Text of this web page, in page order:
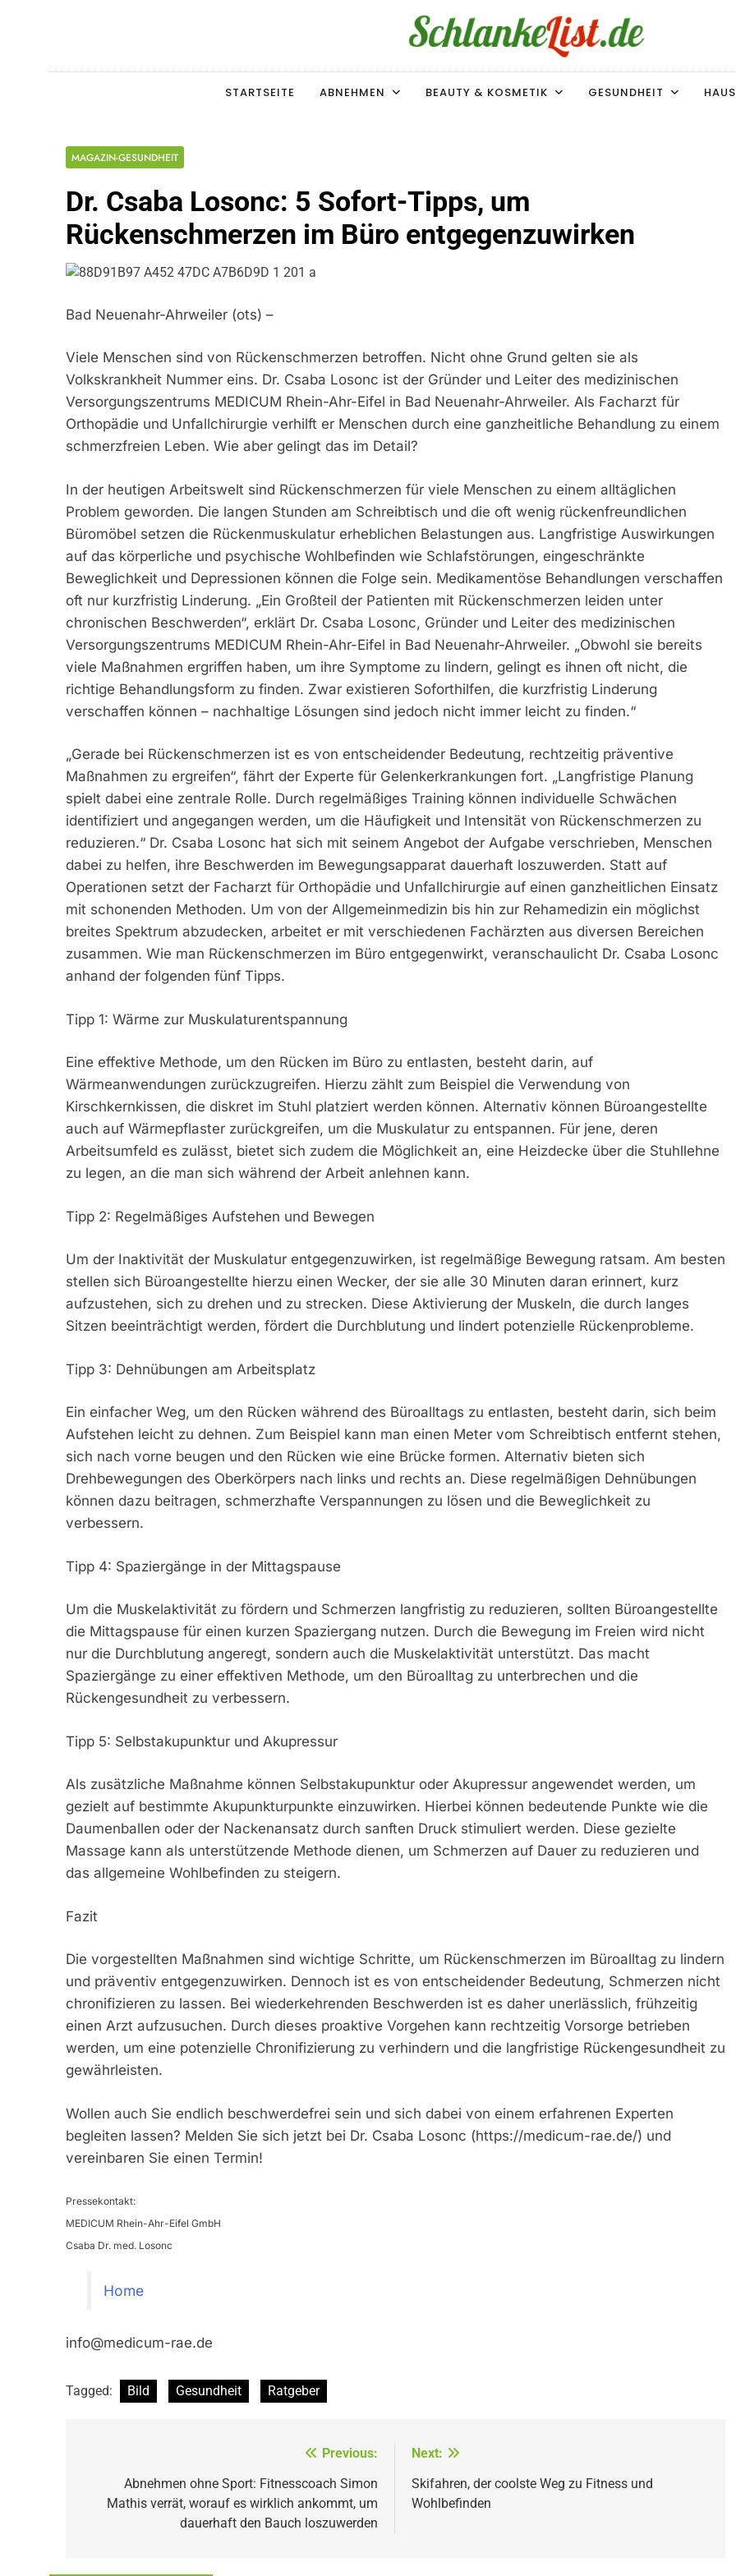
Schlanke-List.de
MAGERSUCHT. BULIMIE. ADIPOSITAS? SIE SIND NICHT ALLEIN!
STARTSEITE
ABNEHMEN BEAUTY & KOSMETIK GESUNDHEIT
MAGAZIN-GESUNDHEIT
Dr. Csaba Losonc: 5 Sofort-Tipps, um
Rückenschmerzen im Büro entgegenzuwirken
Bad Neuenahr-Ahrweiler (ots) –
Viele Menschen sind von Rückenschmerzen betroffen. Nicht ohne Grund gelten sie als
Volkskrankheit Nummer eins. Dr. Csaba Losonc ist der Gründer und Leiter des medizinischen
Versorgungszentrums MEDICUM Rhein-Ahr-Eifel in Bad Neuenahr-Ahrweiler. Als Facharzt für
Orthopädie und Unfallchirurgie verhilft er Menschen durch eine ganzheitliche Behandlung zu einem
schmerzfreien Leben. Wie aber gelingt das im Detail?
In der heutigen Arbeitswelt sind Rückenschmerzen für viele Menschen zu einem alltäglichen
Problem geworden. Die langen Stunden am Schreibtisch und die oft wenig rückenfreundlichen
Büromöbel setzen die Rückenmuskulatur erheblichen Belastungen aus. Langfristige Auswirkungen
auf das körperliche und psychische Wohlbefinden wie Schlafstörungen, eingeschränkte
Beweglichkeit und Depressionen können die Folge sein. Medikamentöse Behandlungen verschaffen
oft nur kurzfristig Linderung. „Ein Großteil der Patienten mit Rückenschmerzen leiden unter
chronischen Beschwerden“, erklärt Dr. Csaba Losonc, Gründer und Leiter des medizinischen
Versorgungszentrums MEDICUM Rhein-Ahr-Eifel in Bad Neuenahr-Ahrweiler. „Obwohl sie bereits
viele Maßnahmen ergriffen haben, um ihre Symptome zu lindern, gelingt es ihnen oft nicht, die
richtige Behandlungsform zu finden. Zwar existieren Soforthilfen, die kurzfristig Linderung
verschaffen können – nachhaltige Lösungen sind jedoch nicht immer leicht zu finden.“
„Gerade bei Rückenschmerzen ist es von entscheidender Bedeutung, rechtzeitig präventive
Maßnahmen zu ergreifen“, fährt der Experte für Gelenkerkrankungen fort. „Langfristige Planung
spielt dabei eine zentrale Rolle. Durch regelmäßiges Training können individuelle Schwächen
identifiziert und angegangen werden, um die Häufigkeit und Intensität von Rückenschmerzen zu
reduzieren.“ Dr. Csaba Losonc hat sich mit seinem Angebot der Aufgabe verschrieben, Menschen
dabei zu helfen, ihre Beschwerden im Bewegungsapparat dauerhaft loszuwerden. Statt auf
Operationen setzt der Facharzt für Orthopädie und Unfallchirurgie auf einen ganzheitlichen Einsatz
mit schonenden Methoden. Um von der Allgemeinmedizin bis hin zur Rehamedizin ein möglichst
breites Spektrum abzudecken, arbeitet er mit verschiedenen Fachärzten aus diversen Bereichen
zusammen. Wie man Rückenschmerzen im Büro entgegenwirkt, veranschaulicht Dr. Csaba Losonc
anhand der folgenden fünf Tipps.
Tipp 1: Wärme zur Muskulaturentspannung
Eine effektive Methode, um den Rücken im Büro zu entlasten, besteht darin, auf
Wärmeanwendungen zurückzugreifen. Hierzu zählt zum Beispiel die Verwendung von
Kirschkernkissen, die diskret im Stuhl platziert werden können. Alternativ können Büroangestellte
auch auf Wärmepflaster zurückgreifen, um die Muskulatur zu entspannen. Für jene, deren
Arbeitsumfeld es zulässt, bietet sich zudem die Möglichkeit an, eine Heizdecke über die Stuhllehne
zu legen, an die man sich während der Arbeit anlehnen kann.
Tipp 2: Regelmäßiges Aufstehen und Bewegen
Um der Inaktivität der Muskulatur entgegenzuwirken, ist regelmäßige Bewegung ratsam. Am besten
stellen sich Büroangestellte hierzu einen Wecker, der sie alle 30 Minuten daran erinnert, kurz
aufzustehen, sich zu drehen und zu strecken. Diese Aktivierung der Muskeln, die durch langes
Sitzen beeinträchtigt werden, fördert die Durchblutung und lindert potenzielle Rückenprobleme.
Tipp 3: Dehnübungen am Arbeitsplatz
Ein einfacher Weg, um den Rücken während des Büroalltags zu entlasten, besteht darin, sich beim
Aufstehen leicht zu dehnen. Zum Beispiel kann man einen Meter vom Schreibtisch entfernt stehen,
sich nach vorne beugen und den Rücken wie eine Brücke formen. Alternativ bieten sich
Drehbewegungen des Oberkörpers nach links und rechts an. Diese regelmäßigen Dehnübungen
können dazu beitragen, schmerzhafte Verspannungen zu lösen und die Beweglichkeit zu
verbessern.
Tipp 4: Spaziergänge in der Mittagspause
Um die Muskelaktivität zu fördern und Schmerzen langfristig zu reduzieren, sollten Büroangestellte
die Mittagspause für einen kurzen Spaziergang nutzen. Durch die Bewegung im Freien wird nicht
nur die Durchblutung angeregt, sondern auch die Muskelaktivität unterstützt. Das macht
Spaziergänge zu einer effektiven Methode, um den Büroalltag zu unterbrechen und die
Rückengesundheit zu verbessern.
Tipp 5: Selbstakupunktur und Akupressur
Als zusätzliche Maßnahme können Selbstakupunktur oder Akupressur angewendet werden, um
gezielt auf bestimmte Akupunkturpunkte einzuwirken. Hierbei können bedeutende Punkte wie die
Daumenballen oder der Nackenansatz durch sanften Druck stimuliert werden. Diese gezielte
Massage kann als unterstützende Methode dienen, um Schmerzen auf Dauer zu reduzieren und
das allgemeine Wohlbefinden zu steigern.
Fazit
Die vorgestellten Maßnahmen sind wichtige Schritte, um Rückenschmerzen im Büroalltag zu lindern
und präventiv entgegenzuwirken. Dennoch ist es von entscheidender Bedeutung, Schmerzen nicht
chronifizieren zu lassen. Bei wiederkehrenden Beschwerden ist es daher unerlässlich, frühzeitig
einen Arzt aufzusuchen. Durch dieses proaktive Vorgehen kann rechtzeitig Vorsorge betrieben
werden, um eine potenzielle Chronifizierung zu verhindern und die langfristige Rückengesundheit zu
gewährleisten.
Wollen auch Sie endlich beschwerdefrei sein und sich dabei von einem erfahrenen Experten
begleiten lassen? Melden Sie sich jetzt bei Dr. Csaba Losonc (https://medicum-rae.de/) und
vereinbaren Sie einen Termin!
Pressekontakt:
MEDICUM Rhein-Ahr-Eifel GmbH
Csaba Dr. med. Losonc
Home
info@medicum-rae.de
Tagged: Bild Gesundheit Ratgeber
Previous:
Abnehmen ohne Sport: Fitnesscoach Simon
Mathis verrät, worauf es wirklich ankommt, um
dauerhaft den Bauch loszuwerden
Next:
Skifahren, der coolste Weg zu Fitness und
Wohlbefinden